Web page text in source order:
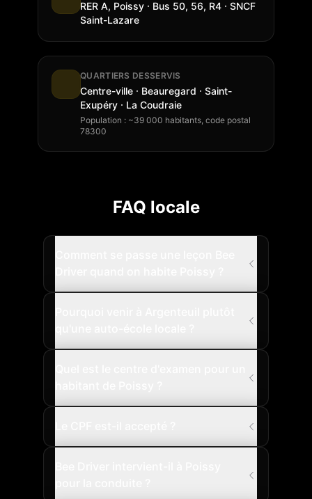
RER A, Poissy · Bus 50, 56, R4 · SNCF
Saint-Lazare
QUARTIERS DESSERVIS
Centre-ville · Beauregard · Saint-
Exupéry · La Coudraie
Population : ~39 000 habitants, code postal
78300
FAQ locale